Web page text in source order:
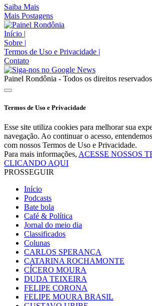
Saiba Mais
Mais Postagens
Início
Sobre
Termos de Uso e Privacidade
Contato
Painel Rondônia - Todos os direitos
Termos de Uso e Privacidade
Esse site utiliza cookies para melhorar sua
navegação. Ao continuar o acesso,
com nossos Termos de Uso e Privacidade.
Para mais informações, ACESSE NOSSOS
CLICANDO AQUI
PROSSEGUIR
Início
Podcasts
Bate bola
Café & Política
Jornal do meio dia
Classificados
Colunas
CARLOS SPERANÇA
CATARINA ROCHAMONTE
CÍCERO MOURA
DUDA TEIXEIRA
FELIPE CORONA
FELIPE MOURA BRASIL